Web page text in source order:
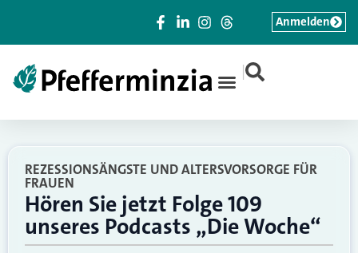
|
Anmelden
REZESSIONSÄNGSTE UND ALTERSVORSORGE FÜR
FRAUEN
Hören Sie jetzt Folge 109
unseres Podcasts „Die Woche“